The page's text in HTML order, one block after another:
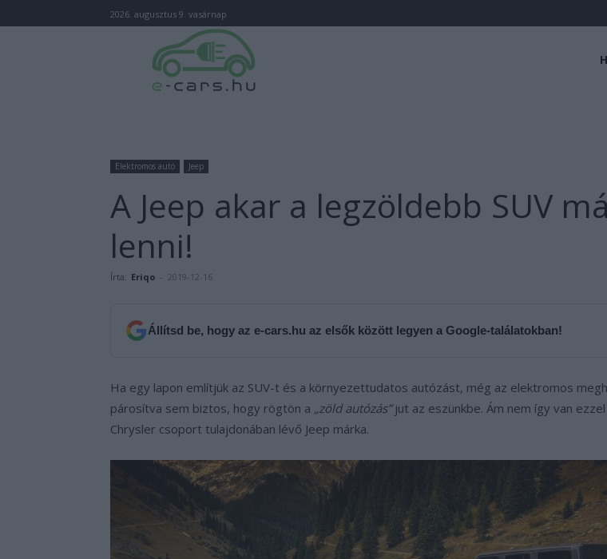
2026. augusztus 9. vasárnap
Elektromos autó Jeep
A Jeep akar a legzöldebb SUV
lenni!
Írta: Eriqo - 2019-12-16
Állítsd be, hogy az e-cars.hu az elsők között legyen a Google-találatokban!
Ha egy lapon említjük az SUV-t és a környezettudatos autózást, még az elektromos
párosítva sem biztos, hogy rögtön a „zöld autózás”jut az eszünkbe. Ám nem így van
Chrysler csoport tulajdonában lévő Jeep márka.